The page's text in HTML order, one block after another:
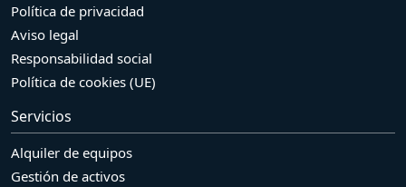
Política de privacidad
Aviso legal
Responsabilidad social
Política de cookies (UE)
Servicios
Alquiler de equipos
Gestión de activos